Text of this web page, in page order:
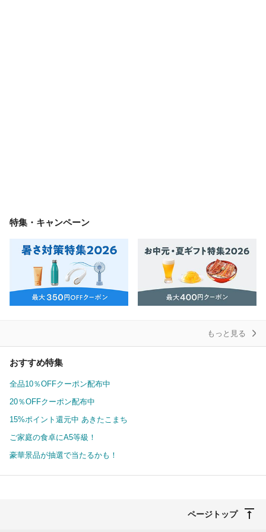
特集・キャンペーン
もっと見る
おすすめ特集
全品10％OFFクーポン配布中
20％OFFクーポン配布中
15%ポイント還元中 あきたこまち
ご家庭の食卓にA5等級！
豪華景品が抽選で当たるかも！
ページトップ